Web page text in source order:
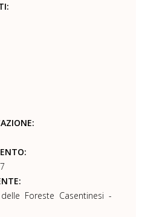
Foreste Casentinesi -